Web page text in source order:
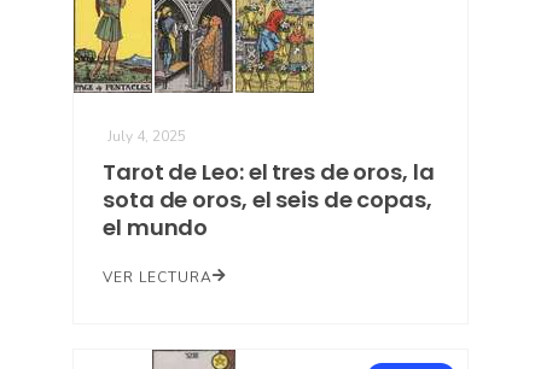
July 4, 2025
Tarot de Leo: el tres de oros, la
sota de oros, el seis de copas,
el mundo
VER LECTURA